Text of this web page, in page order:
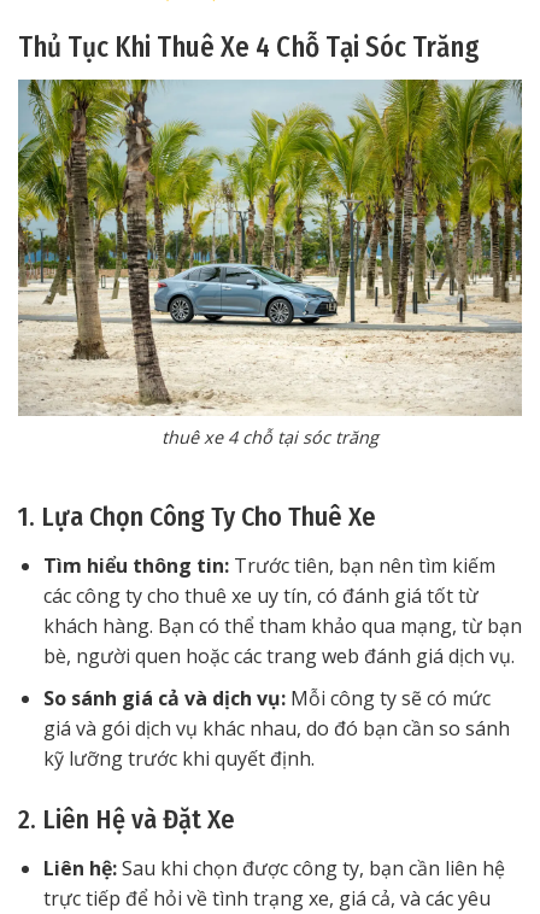
Thủ Tục Khi Thuê Xe 4 Chỗ Tại Sóc Trăng
thuê xe 4 chỗ tại sóc trăng
1. Lựa Chọn Công Ty Cho Thuê Xe
Tìm hiểu thông tin:Trước tiên, bạn nên tìm kiếm
các công ty cho thuê xe uy tín, có đánh giá tốt từ
khách hàng. Bạn có thể tham khảo qua mạng, từ bạn
bè, người quen hoặc các trang web đánh giá dịch vụ.
So sánh giá cả và dịch vụ:Mỗi công ty sẽ có mức
giá và gói dịch vụ khác nhau, do đó bạn cần so sánh
kỹ lưỡng trước khi quyết định.
2. Liên Hệ và Đặt Xe
Liên hệ:Sau khi chọn được công ty, bạn cần liên hệ
trực tiếp để hỏi về tình trạng xe, giá cả, và các yêu